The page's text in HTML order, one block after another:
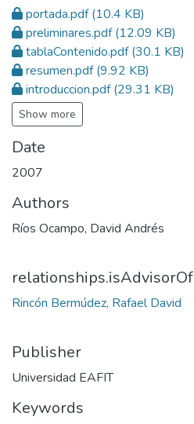
portada.pdf(10.4 KB)
preliminares.pdf(12.09 KB)
tablaContenido.pdf(30.1 KB)
resumen.pdf(9.92 KB)
introduccion.pdf(29.31 KB)
Show more
Date
2007
Authors
Ríos Ocampo, David Andrés
relationships.isAdvisorOf
Rincón Bermúdez, Rafael David
Publisher
Universidad EAFIT
Keywords